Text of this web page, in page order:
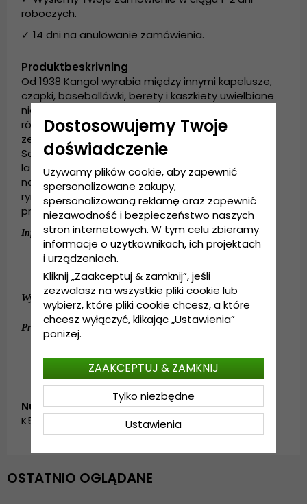
roboczych.
✓ 14 dni na anulowanie zamówienia.
Produktbeskrivning
Od 1938 Kangol wyrabia między innymi kapelusze,
czapki, baseballówki, berety i kaszkiety uwielbiane
nie tylko przez szerokie grono odbiorców, ale
również takie światowe sławy, jak członkowie
zespołu The Beatles, księżna Diana, Arnold Palmer,
Samuel L. Jackson oraz Eminem. Przez ostatnie 30
lat działający w branży kojarzyli markę Kangol z
najbardziej modnymi kapeluszami wnoszącymi na
rynek powiew świeżości. Po przyjrzeniu się ich
produktom pewnie się z tym zgodzisz.
Informacje szczegółowe:
5,5-centymetrowe rondo
Wykonanie:100% nylonu.
Wykonanie:100 % nylonu
Przewodnik po rozmiarach :One size fits all.
Numer artykułu:
K5301.BL321
OSTATNIO OGLĄDANE
Dostosowujemy Twoje
doświadczenie
Używamy plików cookie, aby zapewnić
spersonalizowane zakupy,
spersonalizowaną reklamę oraz zapewnić
niezawodność i bezpieczeństwo naszych
stron internetowych. W tym celu zbieramy
informacje o użytkownikach, ich projektach
i urządzeniach.
Kliknij „Zaakceptuj & zamknij”, jeśli
zezwalasz na wszystkie pliki cookie lub
wybierz, które pliki cookie chcesz, a które
chcesz wyłączyć, klikając „Ustawienia”
poniżej.
Ustawienia
Tylko niezbędne
ZAAKCEPTUJ & ZAMKNIJ